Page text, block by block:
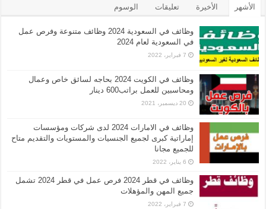
الأشهر الأخيرة تعليقات الوسوم
وظائف في السعودية 2024 وظائف متنوعة وفرص عمل
في السعودية لعام 2024
7 فبراير، 2022
وظائف في الكويت 2024 بحاجه لسائق خاص وعمال
ومحاسبين للعمل براتب600 دينار
20 ديسمبر، 2021
وظائف في الامارات 2024 لدى شركات ومؤسسات
إماراتية كبرى لجميع الجنسيات والمستويات والتقديم متاح
للجميع مجانا
6 يناير، 2022
وظائف في قطر 2024 فرص عمل في قطر 2024 تشمل
جميع المهن والمؤهلات
7 فبراير، 2022